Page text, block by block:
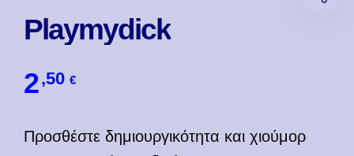
Playmydick
2,50 €
Προσθέστε δημιουργικότητα και χιούμορ